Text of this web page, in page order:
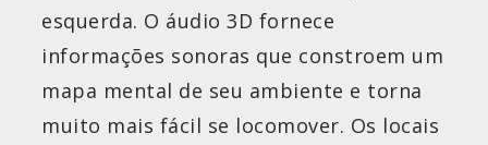
esquerda. O áudio 3D fornece
informações sonoras que constroem um
mapa mental de seu ambiente e torna
muito mais fácil se locomover. Os locais